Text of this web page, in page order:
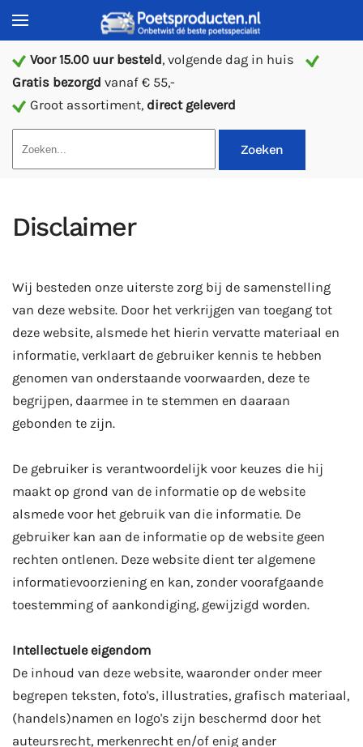
Voor 15.00 uur besteld, volgende dag in huis
Gratis bezorgd vanaf € 55,-
Groot assortiment, direct geleverd
Zoeken
Disclaimer
Wij besteden onze uiterste zorg bij de samenstelling
van deze website. Door het verkrijgen van toegang tot
deze website, alsmede het hierin vervatte materiaal en
informatie, verklaart de gebruiker kennis te hebben
genomen van onderstaande voorwaarden, deze te
begrijpen, daarmee in te stemmen en daaraan
gebonden te zijn.
De gebruiker is verantwoordelijk voor keuzes die hij
maakt op grond van de informatie op de website
alsmede voor het gebruik van die informatie. De
gebruiker kan aan de informatie op de website geen
rechten ontlenen. Deze website dient ter algemene
informatievoorziening en kan, zonder voorafgaande
toestemming of aankondiging, gewijzigd worden.
Intellectuele eigendom
De inhoud van deze website, waaronder onder meer
begrepen teksten, foto's, illustraties, grafisch materiaal,
(handels)namen en logo's zijn beschermd door het
auteursrecht, merkenrecht en/of enig ander